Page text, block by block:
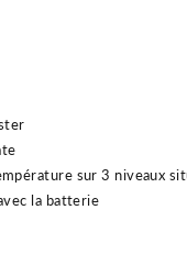
sur 3 niveaux
la batterie